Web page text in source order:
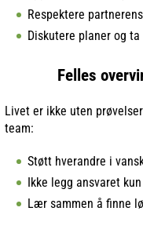
Respektere
Diskutere planer og
Felles
Livet er ikke uten
team:
Støtt hverandre i
Ikke legg ansvaret
Lær sammen å finne